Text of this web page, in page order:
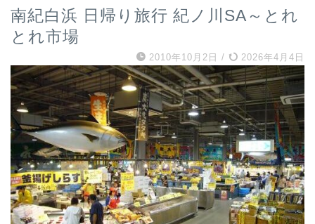
南紀白浜 日帰り旅行 紀ノ川SA～とれ
とれ市場
2010年10月2日 / 2026年4月4日